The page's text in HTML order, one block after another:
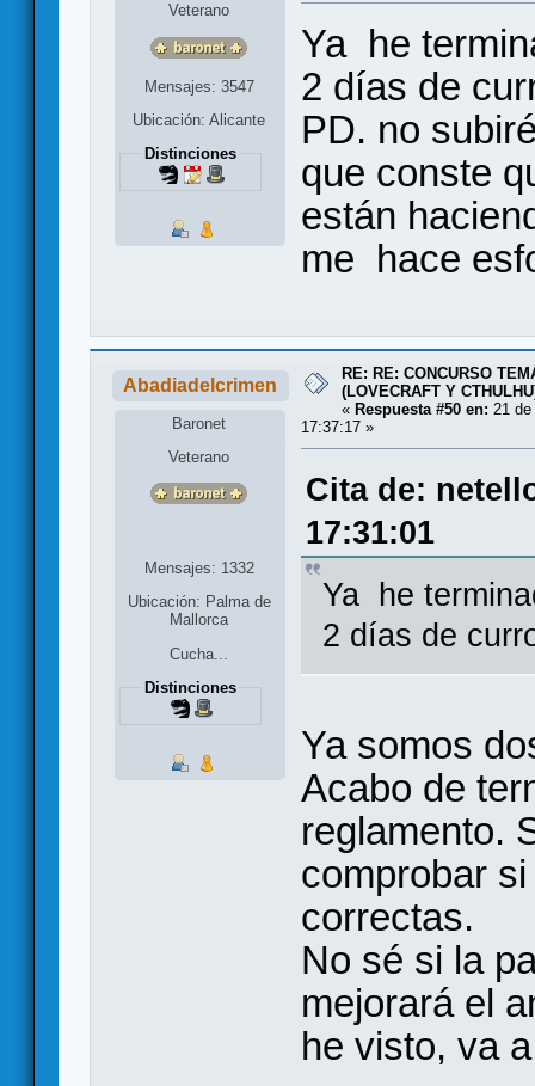
Veterano
Mensajes: 3547
Ubicación: Alicante
Distinciones
Ya he
2 días de
PD. no
que conste
están
me hace
Abadiadelcrimen
Baronet
Veterano
Mensajes: 1332
Ubicación: Palma de
Mallorca
Cucha...
Distinciones
RE: RE: CONCURSO
(LOVECRAFT Y
« Respuesta #50 en: 21
17:37:17 »
Cita de:
17:31:01
Ya he
2 días de
Ya somos
Acabo de
reglamento.
comprobar
correctas.
No sé si la
mejorará el
he visto, va